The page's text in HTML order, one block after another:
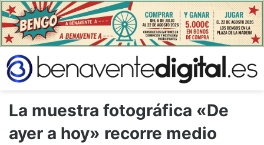
La muestra fotográfica «De
ayer a hoy» recorre medio